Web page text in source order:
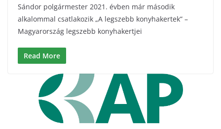
Sándor polgármester 2021. évben már második
alkalommal csatlakozik „A legszebb konyhakertek” –
Magyarország legszebb konyhakertjei
Read More